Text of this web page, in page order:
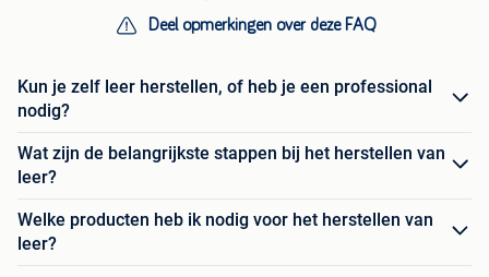
Deel opmerkingen over deze FAQ
Kun je zelf leer herstellen, of heb je een professional
nodig?
Wat zijn de belangrijkste stappen bij het herstellen van
leer?
Welke producten heb ik nodig voor het herstellen van
leer?